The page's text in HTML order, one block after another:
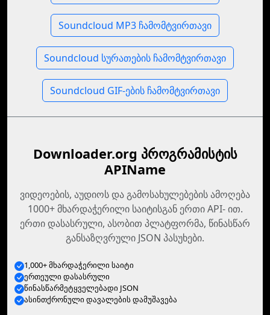
Soundcloud MP3 ჩამომტვირთავი
Soundcloud სურათების ჩამომტვირთავი
Soundcloud GIF-ების ჩამომტვირთავი
Downloader.org პროგრამისტის
APIName
ვიდეოების, აუდიოს და გამოსახულებების ამოღება
1000+ მხარდაჭერილი საიტისგან ერთი API- ით.
ერთი დასასრული, ასობით პლატფორმა, წინასწარ
განსაზღვრული JSON პასუხები.
1,000+ მხარდაჭერილი საიტი
ერთეული დასასრული
წინასწარმეტყველებადი JSON
ასინთქრონული დავალების დამუშავება